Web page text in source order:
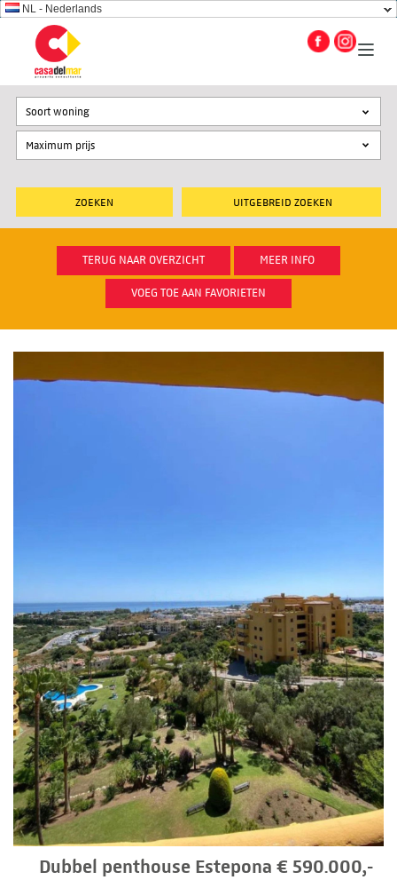
NL - Nederlands
UITGEBREID ZOEKEN
Soort woning
TERUG NAAR OVERZICHT MEER INFO
VOEG TOE AAN FAVORIETEN
Dubbel penthouse Estepona € 590.000,-